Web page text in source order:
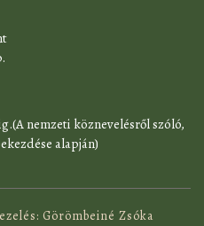
nemzeti köznevelésről szóló,
alapján)
Görömbeiné Zsóka